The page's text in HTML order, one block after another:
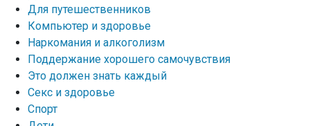
Для путешественников
Компьютер и здоровье
Наркомания и алкоголизм
Поддержание хорошего самочувствия
Это должен знать каждый
Секс и здоровье
Спорт